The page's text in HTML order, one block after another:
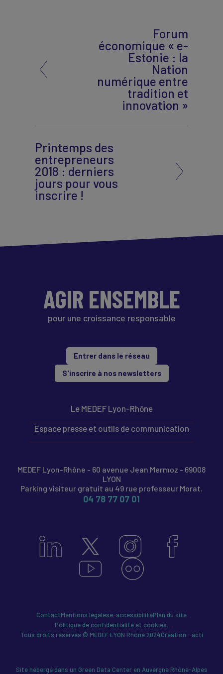
Forum
économique « e-
Estonie : la
Nation
numérique entre
tradition et
innovation »
Printemps des
entrepreneurs
2018 : derniers
jours pour vous
inscrire !
AGIR ENSEMBLE
pour une croissance responsable
Entrer dans le réseau
S'inscrire à nos newsletters
Le MEDEF Lyon-Rhône
Espace presse et outils de communication
MEDEF Lyon-Rhône - 60 avenue Jean Mermoz - 69008
LYON
Parking visiteur gratuit au 49 rue professeur Morat.
04 78 77 07 01
ContactMentions légalese-accessibilitéPlan du site
Politique de confidentialité et cookies.
Tous droits réservés © MEDEF LYON Rhône 2024Création : acti
Site hébergé dans un Green Data Center en Auvergne Rhône-Alpes